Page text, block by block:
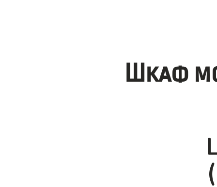
Шкаф